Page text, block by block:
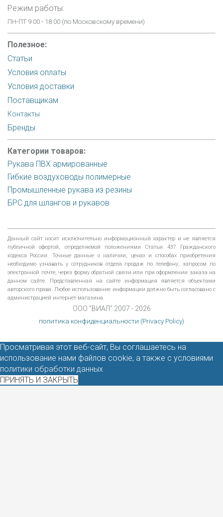
Режим работы:
ПН-ПТ 9:00 - 18:00 (по Московскому времени)
Полезное:
Статьи
Условия оплаты
Условия доставки
Поставщикам
Контакты
Бренды
Категории товаров:
Рукава ПВХ армированные
Гибкие воздуховоды полимерные
Промышленные рукава из резины
БРС для шлангов и рукавов
Данный сайт носит исключительно информационный характер и не является
публичной офертой, определяемой положениями Статьи 437 Гражданского
кодекса России. Точные данные о наличии, ценах и способах приобретения
необходимо узнавать у сотрудников отдела продаж по телефону, запросом по
электронной почте, через форму обратной связи или при оформлении заказа на
данном сайте. Представленная на сайте информация является объектами
авторского права. Любое использование информации должно быть согласовано с
администрацией интернет-магазина.
ООО "ВИАЛ" 2007 - 2026
политика конфиденциальности (Privacy Policy)
Просматривая этот веб-сайт, Вы соглашаетесь на
использование нами файлов cookie, а также с условиями
политики обработки данных
ПРИНЯТЬ И ЗАКРЫТЬ